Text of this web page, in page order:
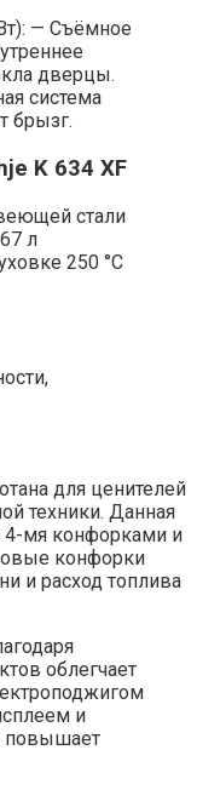
— Съёмное
дверцы.
система
брызг.
K 634 XF
стали
л
250 °C
для ценителей
техники. Данная
4-мя конфорками и
конфорки
и расход топлива
облегчает
и
повышает